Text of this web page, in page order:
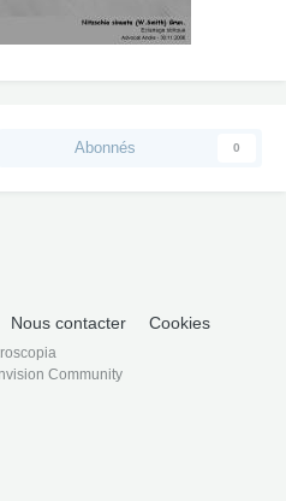
Abonnés 0
Nous contacter Cookies
Community